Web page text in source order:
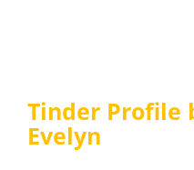
Tinder Profile
Evelyn